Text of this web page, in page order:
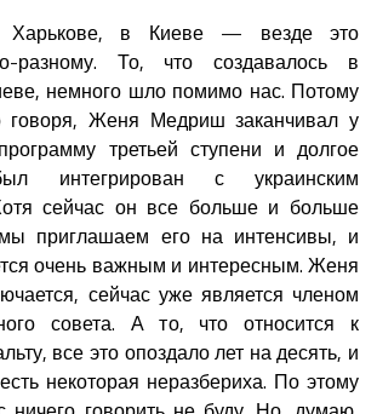
в Киеве — везде это
разному. То, что создавалось в
немного шло помимо нас. Потому
говоря, Женя Медриш заканчивал у
третьей ступени и долгое
интегрирован с украинским
сейчас он все больше и больше
мы приглашаем его на интенсивы, и
очень важным и интересным. Женя
сейчас уже является членом
совета. А то, что относится к
все это опоздало лет на десять, и
некоторая неразбериха. По этому